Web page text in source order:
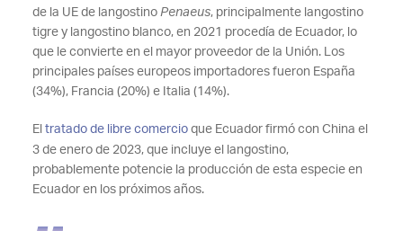
de la UE de langostino Penaeus, principalmente langostino
tigre y langostino blanco, en 2021 procedía de Ecuador, lo
que le convierte en el mayor proveedor de la Unión. Los
principales países europeos importadores fueron España
(34%), Francia (20%) e Italia (14%).
El tratado de libre comercioque Ecuador firmó con China el
3 de enero de 2023, que incluye el langostino,
probablemente potencie la producción de esta especie en
Ecuador en los próximos años.